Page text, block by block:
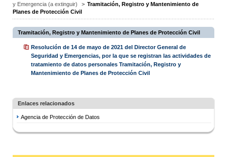
y Emergencia (a extinguir)
> Tramitación, Registro y Mantenimiento de
Planes de Protección Civil
Tramitación, Registro y Mantenimiento de Planes de Protección Civil
Resolución de 14 de mayo de 2021 del Director General de
Seguridad y Emergencias, por la que se registran las actividades de
tratamiento de datos personales Tramitación, Registro y
Mantenimiento de Planes de Protección Civil
Enlaces relacionados
Agencia de Protección de Datos